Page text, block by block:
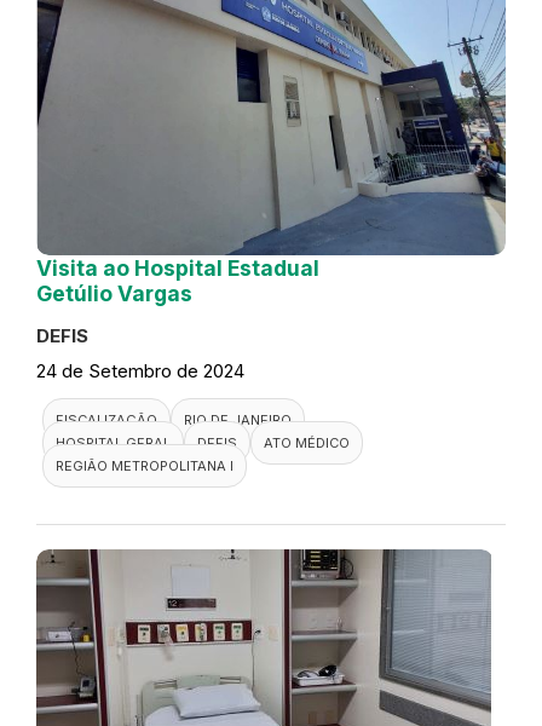
Visita ao Hospital Estadual
Getúlio Vargas
DEFIS
24 de Setembro de 2024
FISCALIZAÇÃO
RIO DE JANEIRO
HOSPITAL GERAL
DEFIS
ATO MÉDICO
REGIÃO METROPOLITANA I